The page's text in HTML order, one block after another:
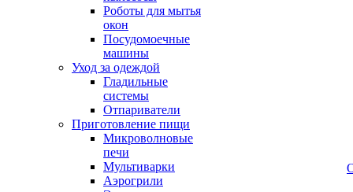
Роботы для мытья
окон
Посудомоечные
машины
Уход за одеждой
Гладильные
системы
Отпариватели
Приготовление пищи
Микроволновые
печи
Мультиварки
Аэрогрили